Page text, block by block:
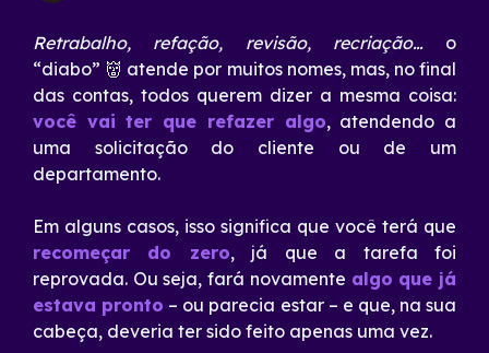
Retrabalho, refação, revisão, recriação… o
“diabo” 👹 atende por muitos nomes, mas, no final
das contas, todos querem dizer a mesma coisa:
você vai ter que refazer algo, atendendo a
uma solicitação do cliente ou de um
departamento.
Em alguns casos, isso significa que você terá que
recomeçar do zero, já que a tarefa foi
reprovada. Ou seja, fará novamente algo que já
estava pronto – ou parecia estar – e que, na sua
cabeça, deveria ter sido feito apenas uma vez.